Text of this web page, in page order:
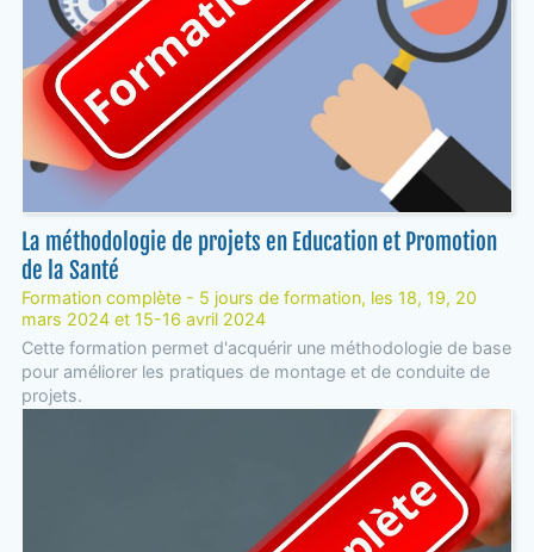
La méthodologie de projets en Education et Promotion
de la Santé
Formation complète - 5 jours de formation, les 18, 19, 20
mars 2024 et 15-16 avril 2024
Cette formation permet d'acquérir une méthodologie de base
pour améliorer les pratiques de montage et de conduite de
projets.